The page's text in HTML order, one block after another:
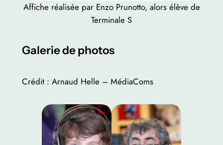
Affiche réalisée par Enzo Prunotto, alors élève de
Terminale S
Galerie de photos
Crédit : Arnaud Helle – MédiaComs